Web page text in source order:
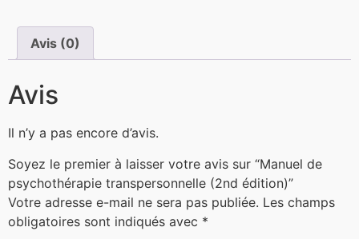
Avis (0)
Avis
Il n’y a pas encore d’avis.
Soyez le premier à laisser votre avis sur “Manuel de
psychothérapie transpersonnelle (2nd édition)”
Votre adresse e-mail ne sera pas publiée. Les champs
obligatoires sont indiqués avec *